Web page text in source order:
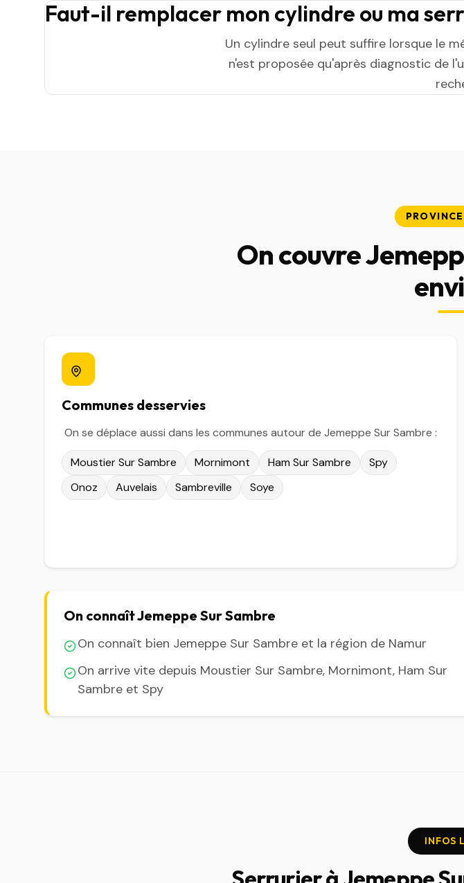
Faut-il remplacer mon cylindre ou ma
Un cylindre seul peut suffire lorsque le
n'est proposée qu'après diagnostic de
On couvre
Communes desservies
On se déplace aussi dans les communes autour de Jemeppe Sur Sambre :
Moustier Sur Sambre Mornimont Ham Sur Sambre
Spy
Onoz
Auvelais Sambreville Soye
On connaît Jemeppe Sur Sambre
On connaît bien Jemeppe Sur Sambre et la région de Namur
On arrive vite depuis Moustier Sur Sambre, Mornimont, Ham Sur
Sambre et Spy
INFOS